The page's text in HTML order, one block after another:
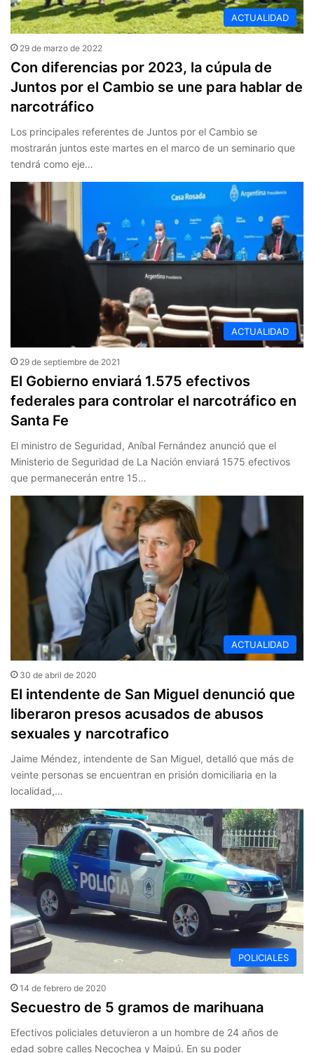
ACTUALIDAD
29 de marzo de 2022
Con diferencias por 2023, la cúpula de
Juntos por el Cambio se une para hablar de
narcotráfico
Los principales referentes de Juntos por el Cambio se
mostrarán juntos este martes en el marco de un seminario que
tendrá como eje…
ACTUALIDAD
29 de septiembre de 2021
El Gobierno enviará 1.575 efectivos
federales para controlar el narcotráfico en
Santa Fe
El ministro de Seguridad, Aníbal Fernández anunció que el
Ministerio de Seguridad de La Nación enviará 1575 efectivos
que permanecerán entre 15…
ACTUALIDAD
30 de abril de 2020
El intendente de San Miguel denunció que
liberaron presos acusados de abusos
sexuales y narcotrafico
Jaime Méndez, intendente de San Miguel, detalló que más de
veinte personas se encuentran en prisión domiciliaria en la
localidad,…
POLICIALES
14 de febrero de 2020
Secuestro de 5 gramos de marihuana
Efectivos policiales detuvieron a un hombre de 24 años de
edad sobre calles Necochea y Maipú. En su poder